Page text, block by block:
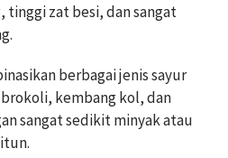
tinggi zat besi, dan sangat
berbagai jenis sayur
kembang kol, dan
sangat sedikit minyak atau